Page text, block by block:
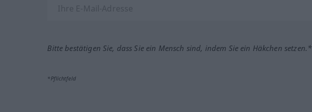
Bitte bestätigen Sie, dass Sie ein Mensch sind, indem Sie ein Häkchen setzen.*
*Pflichtfeld